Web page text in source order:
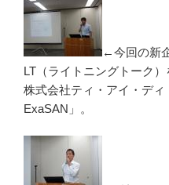
←今回の新
LT（ライトニングトーク
株式会社ティ・アイ・デ
ExaSAN」。